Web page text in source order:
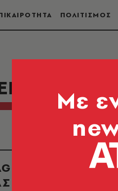
ΠΟΛΙΤΙΣΜΟΣ
Mε